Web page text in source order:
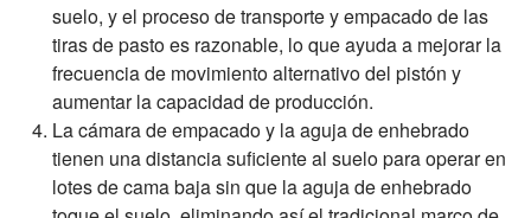
suelo, y el proceso de transporte y empacado de las
tiras de pasto es razonable, lo que ayuda a mejorar la
frecuencia de movimiento alternativo del pistón y
aumentar la capacidad de producción.
La cámara de empacado y la aguja de enhebrado
tienen una distancia suficiente al suelo para operar en
lotes de cama baja sin que la aguja de enhebrado